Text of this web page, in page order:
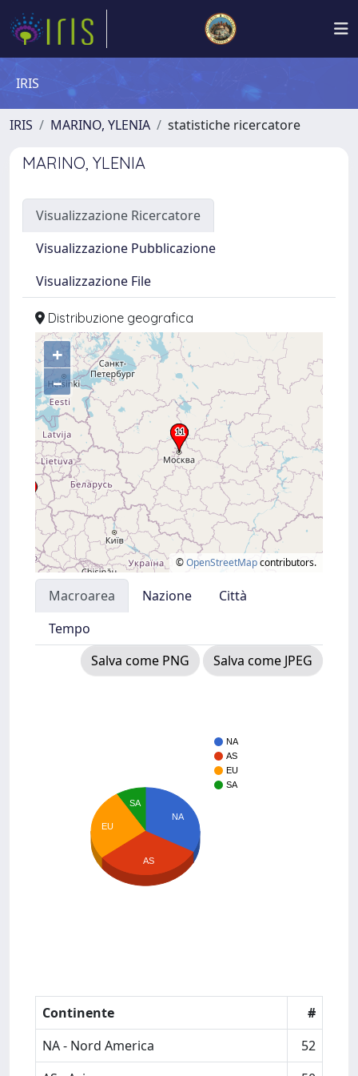
IRIS
IRIS MARINO, YLENIA statistiche ricercatore
MARINO, YLENIA
Visualizzazione Ricercatore
Visualizzazione Pubblicazione
Visualizzazione File
Distribuzione geografica
+
–
©OpenStreetMapcontributors.
Macroarea Nazione
Città
Tempo
Salva come PNG
Salva come JPEG
NA
AS
EU
SA
NA
SA
EU
AS
Continente
#
NA - Nord America
52